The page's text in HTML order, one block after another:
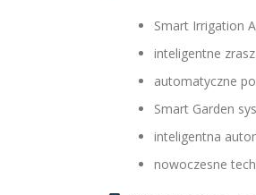
Smart Irrigation
inteligentne
automatyczne
Smart Garden
inteligentna
nowoczesne